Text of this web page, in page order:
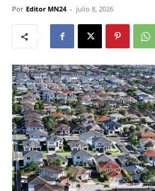
Por Editor MN24 - julio 8, 2026